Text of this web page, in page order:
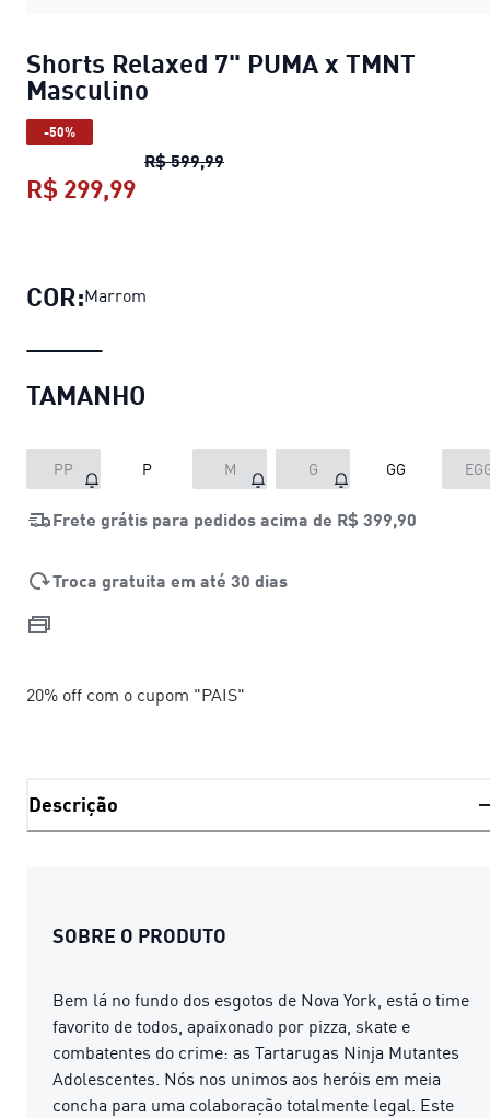
Shorts Relaxed 7" PUMA x TMNT
Masculino
-50%
R$ 599,99Shorts Relaxed 7" PUMA x TMNT
R$ 299,99
COR:Marrom
TAMANHO
PP P M G GG
Frete grátis para pedidos acima de R$ 399,90
Troca gratuita em até 30 dias
20% off com o cupom "PAIS"
Descrição
SOBRE O PRODUTO
Bem lá no fundo dos esgotos de Nova York, está o time
favorito de todos, apaixonado por pizza, skate e
combatentes do crime: as Tartarugas Ninja Mutantes
Adolescentes. Nós nos unimos aos heróis em meia
concha para uma colaboração totalmente legal. Este